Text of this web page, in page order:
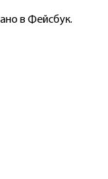
в Фейсбук.